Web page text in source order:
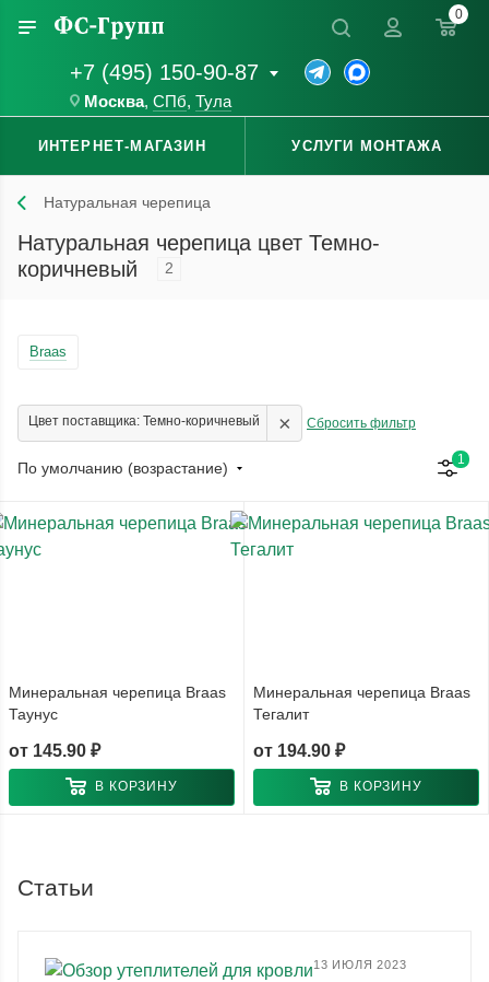
+7 (495) 150-90-87
Москва, СПб, Тула
0
ИНТЕРНЕТ-МАГАЗИН УСЛУГИ МОНТАЖА
Натуральная черепица
Натуральная черепица цвет Темно-
коричневый
2
Braas
Цвет поставщика: Темно-коричневый × Сбросить фильтр
По умолчанию (возрастание) 1
Минеральная черепица Braas
Таунус
от 145.90 ₽
В КОРЗИНУ
Минеральная черепица Braas
Тегалит
от 194.90 ₽
В КОРЗИНУ
Статьи
13 ИЮЛЯ 2023